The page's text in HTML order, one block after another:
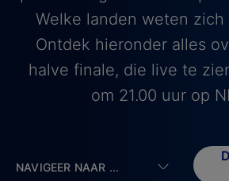
Welke landen weten zich
Ontdek hieronder alles
halve finale, die live te
om 21.00 uur op
NAVIGEER NAAR ...